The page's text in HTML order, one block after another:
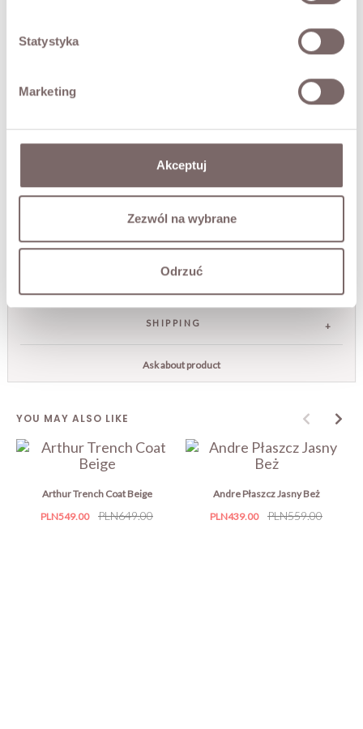
Statystyka
Marketing
Akceptuj
Zezwól na wybrane
Odrzuć
fastened with the included belt. The coat is lined, with a
back vent that adds freedom of movement. The cuffs
the buttons, and there are side pockets. A wonderfully
original choice for every day - with jeans or joggers - yet
RETURNS
SHIPPING
Ask about product
YOU MAY ALSO LIKE
Arthur Trench Coat Beige
Price
PLN549.00
Regular
PLN649.00
Andre Płaszcz Jasny Beż
Price
PLN439.00
Regular
PLN559.00